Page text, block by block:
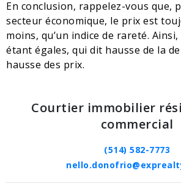
En conclusion, rappelez-vous que,
secteur économique, le prix est
moins, qu’un indice de rareté.
étant égales, qui dit hausse de la
hausse des prix.
Courtier immobilier
commercial
(514) 582-7773